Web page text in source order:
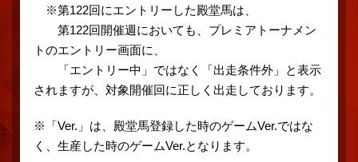
※第122回にエントリーした殿堂馬は、
第122回開催週においても、プレミアトーナメン
トのエントリー画面に、
「エントリー中」ではなく「出走条件外」と表示
されますが、対象開催回に正しく出走しております。
※「Ver.」は、殿堂馬登録した時のゲームVer.ではな
く、生産した時のゲームVer.となります。